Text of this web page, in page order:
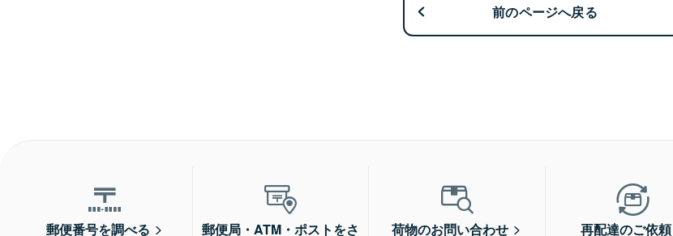
前のページへ戻る
郵便番号を調べる 郵便局・ATM・ポストをさ 荷物のお問い合わせ 再配達のご依頼